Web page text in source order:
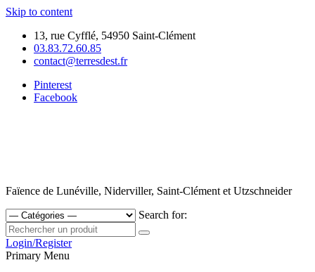
Skip to content
13, rue Cyfflé, 54950 Saint-Clément
03.83.72.60.85
contact@terresdest.fr
Pinterest
Facebook
Faïence de Lunéville, Niderviller, Saint-Clément et Utzschneider
Search for:
Login/Register
Primary Menu